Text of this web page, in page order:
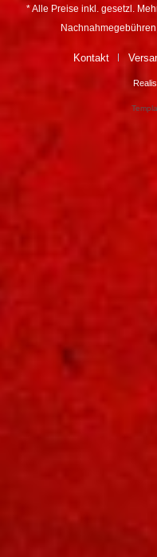
* Alle Preise inkl. gesetzl.
Kontakt